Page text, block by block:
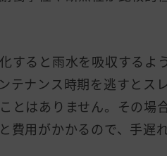
すると雨水を吸収するよ
テナンス時期を逃すとス
とはありません。その場
費用がかかるので、手遅